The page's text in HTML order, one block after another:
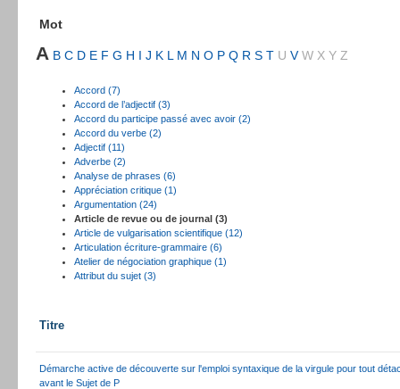
Mot
A B C D E F G H I J K L M N O P Q R S T U V W X Y Z
Accord (7)
Accord de l’adjectif (3)
Accord du participe passé avec avoir (2)
Accord du verbe (2)
Adjectif (11)
Adverbe (2)
Analyse de phrases (6)
Appréciation critique (1)
Argumentation (24)
Article de revue ou de journal (3)
Article de vulgarisation scientifique (12)
Articulation écriture-grammaire (6)
Atelier de négociation graphique (1)
Attribut du sujet (3)
Titre
Démarche active de découverte sur l'emploi syntaxique de la virgule pour tout
avant le Sujet de P